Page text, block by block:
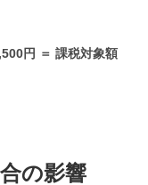
円 ＝ 課税対象額
の影響